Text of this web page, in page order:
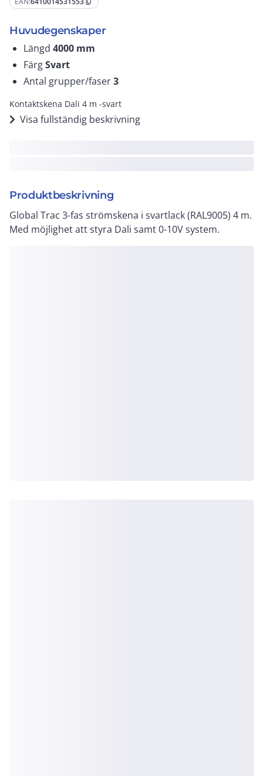
content_copy
Huvudegenskaper
Längd 4000 mm
FärgSvart
Antal grupper/faser3
Kontaktskena Dali 4 m -svart
Visa fullständig beskrivning
Produktbeskrivning
Global Trac 3-fas strömskena i svartlack (RAL9005) 4 m.
Med möjlighet att styra Dali samt 0-10V system.